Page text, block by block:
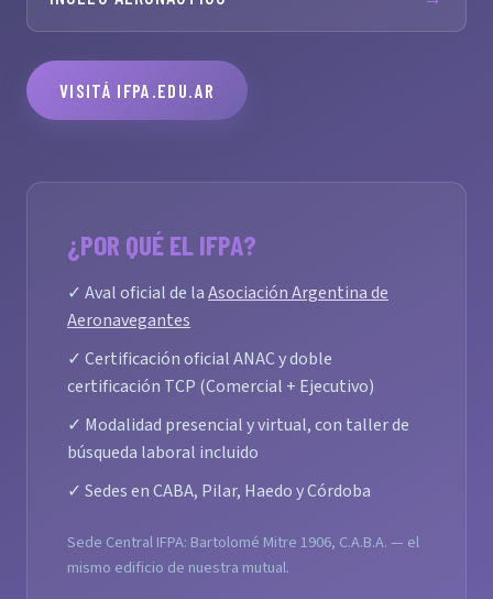
VISITÁ IFPA.EDU.AR
¿POR QUÉ EL IFPA?
✓ Aval oficial de laAsociación Argentina de
Aeronavegantes
✓ Certificación oficial ANAC y doble
certificación TCP (Comercial + Ejecutivo)
✓ Modalidad presencial y virtual, con taller de
búsqueda laboral incluido
✓ Sedes en CABA, Pilar, Haedo y Córdoba
Sede Central IFPA: Bartolomé Mitre 1906, C.A.B.A. — el
mismo edificio de nuestra mutual.